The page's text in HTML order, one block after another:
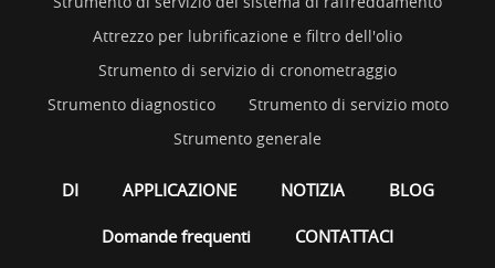
Attrezzo per lubrificazione e filtro dell'olio
Strumento di servizio di cronometraggio
Strumento diagnostico
Strumento di servizio moto
Strumento generale
DI APPLICAZIONE NOTIZIA BLOG
Domande frequenti CONTATTACI